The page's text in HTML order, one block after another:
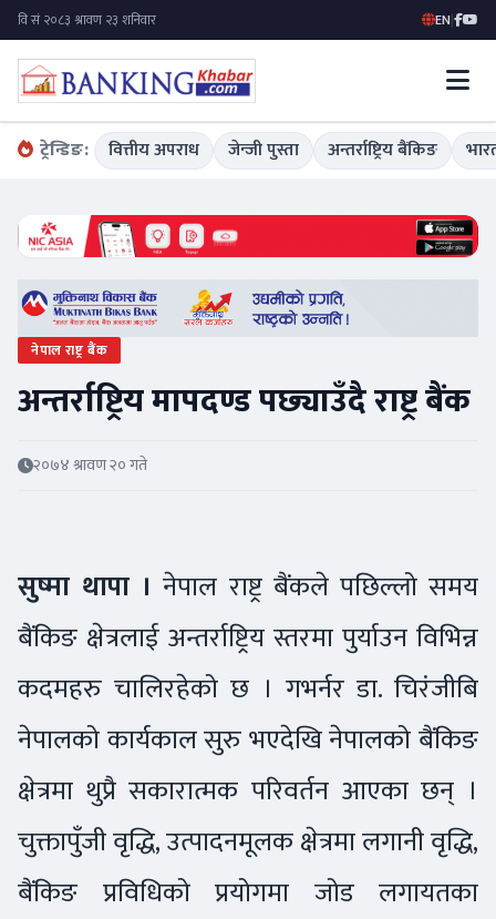
EN|
ट्रेन्डिङ: वित्तीय अपराध जेन्जी पुस्ता अन्तर्राष्ट्रिय बैंकिङ
नेपाल राष्ट्र बैंक
अन्तर्राष्ट्रिय मापदण्ड पछ्याउँदै राष्ट्र बैंक
२०७४ श्रावण २० गते
सुष्मा थापा । नेपाल राष्ट्र बैंकले पछिल्लो समय
बैंकिङ क्षेत्रलाई अन्तर्राष्ट्रिय स्तरमा पुर्याउन विभिन्न
कदमहरु चालिरहेको छ । गभर्नर डा. चिरंजीबि
नेपालको कार्यकाल सुरु भएदेखि नेपालको बैंकिङ
क्षेत्रमा थुप्रै सकारात्मक परिवर्तन आएका छन् ।
चुक्तापुँजी वृद्धि, उत्पादनमूलक क्षेत्रमा लगानी वृद्धि,
बैंकिङ प्रविधिको प्रयोगमा जोड लगायतका